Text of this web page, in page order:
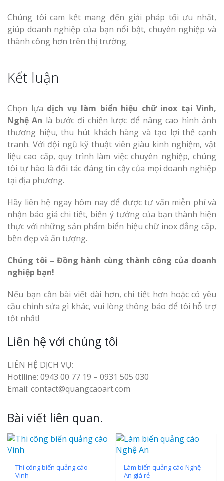
Chúng tôi cam kết mang đến giải pháp tối ưu nhất,
giúp doanh nghiệp của bạn nổi bật, chuyên nghiệp và
thành công hơn trên thị trường.
Kết luận
Chọn lựa dịch vụ làm biển hiệu chữ inox tại Vinh,
Nghệ An là bước đi chiến lược để nâng cao hình ảnh
thương hiệu, thu hút khách hàng và tạo lợi thế cạnh
tranh. Với đội ngũ kỹ thuật viên giàu kinh nghiệm, vật
liệu cao cấp, quy trình làm việc chuyên nghiệp, chúng
tôi tự hào là đối tác đáng tin cậy của mọi doanh nghiệp
tại địa phương.
Hãy liên hệ ngay hôm nay để được tư vấn miễn phí và
nhận báo giá chi tiết, biến ý tưởng của bạn thành hiện
thực với những sản phẩm biển hiệu chữ inox đẳng cấp,
bền đẹp và ấn tượng.
Chúng tôi – Đồng hành cùng thành công của doanh
nghiệp bạn!
Nếu bạn cần bài viết dài hơn, chi tiết hơn hoặc có yêu
cầu chỉnh sửa gì khác, vui lòng thông báo để tôi hỗ trợ
tốt nhất!
Liên hệ với chúng tôi
LIÊN HỆ DỊCH VỤ:
Hotlline: 0943 00 77 19 – 0931 505 030
Email: contact@quangcaoart.com
Bài viết liên quan.
Thi công biển quảng cáo
Vinh
Làm biển quảng cáo Nghệ
An giá rẻ